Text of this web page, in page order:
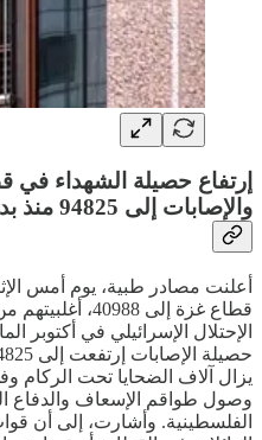
والإصابات إلى 94825 منذ بدء العدوان
أعلنت مصادر طبية، يوم أمس
قطاع غزة إلى
الإحتلال الإسرائيلي في أكتوبر
يزال آلاف الضحايا تحت الركام
وصول طواقم الإسعاف والدفاع
الفلسطينية. وأشارت، إلى أن